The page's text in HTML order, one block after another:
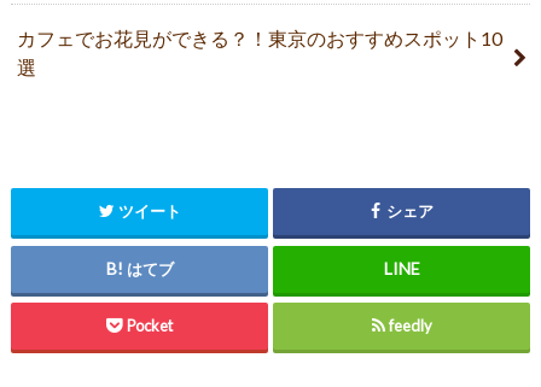
カフェでお花見ができる？！東京のおすすめスポット10
選
ツイート シェア
はてブ
Pocket feedly